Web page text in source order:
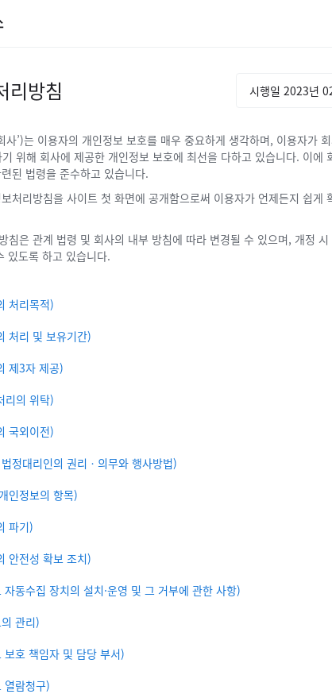
리방침 시행일 2023년
사’)는 이용자의 개인정보 보호를 매우 중요하게 생각하며, 이용자가
위해 회사에 제공한 개인정보 보호에 최선을 다하고 있습니다. 이에
된 법령을 준수하고 있습니다.
처리방침을 사이트 첫 화면에 공개함으로써 이용자가 언제든지 쉽게
침은 관계 법령 및 회사의 내부 방침에 따라 변경될 수 있으며, 개정
있도록 하고 있습니다.
처리목적)
처리 및 보유기간)
제3자 제공)
리의 위탁)
국외이전)
정대리인의 권리ㆍ의무와 행사방법)
인정보의 항목)
파기)
안전성 확보 조치)
동수집 장치의 설치·운영 및 그 거부에 관한 사항)
관리)
호 책임자 및 담당 부서)
열람청구)